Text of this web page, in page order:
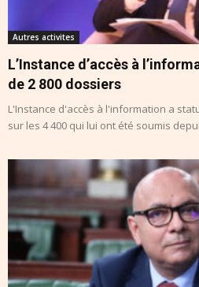
Autres activites
L’Instance d’accès à
de 2 800 dossiers
L'Instance d'accès à l'information a
sur les 4 400 qui lui ont été soumis